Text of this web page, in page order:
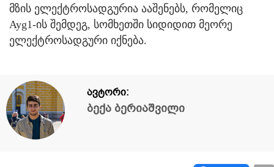
მზის ელექტროსადგურია ააშენებს, რომელიც
Ayg1-ის შემდეგ, სომხეთში სიდიდით მეორე
ელექტროსადგური იქნება.
ავტორი:
ბექა ბერიაშვილი